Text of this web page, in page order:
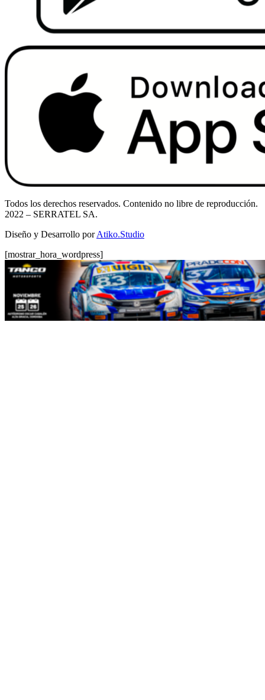
Todos los derechos reservados. Contenido no libre de reproducción.
2022 – SERRATEL SA.
Diseño y Desarrollo porAtiko.Studio
[mostrar_hora_wordpress]